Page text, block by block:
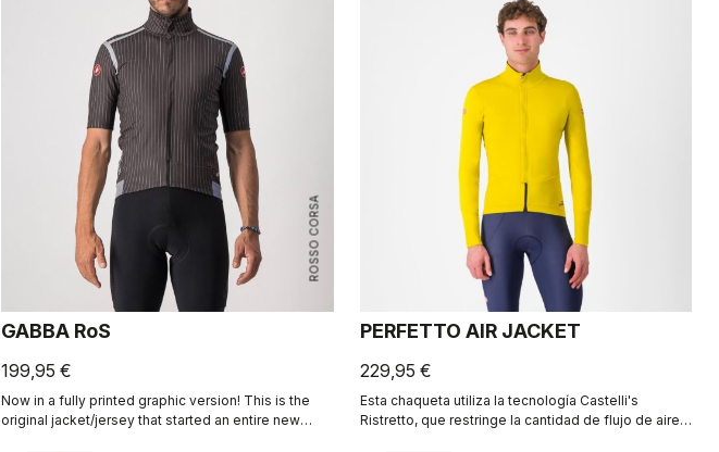
ROSSO CORSA
GABBA RoS
199,95 €
Now in a fully printed graphic version! This is the
original jacket/jersey that started an entire new
PERFETTO AIR JACKET
229,95 €
Esta chaqueta utiliza la tecnología Castelli's
Ristretto, que restringe la cantidad de flujo de aire,